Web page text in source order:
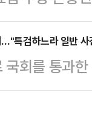
~10일 사이
없는 일반인
추후지정(
…
모씨와 공
는 ▲양씨가
으로 탕진하
씨에게 최소
특검하느라 일반
국회를 통과
수사가 다음